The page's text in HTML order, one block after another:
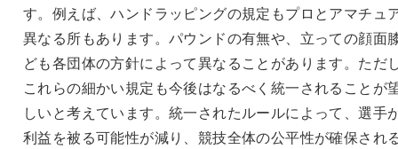
す。例えば、ハンドラッピングの規定もプロとアマチュ
異なる所もあります。パウンドの有無や、立っての顔面
ども各団体の方針によって異なることがあります。ただ
これらの細かい規定も今後はなるべく統一されることが
しいと考えています。統一されたルールによって、選手
利益を被る可能性が減り、競技全体の公平性が確保され